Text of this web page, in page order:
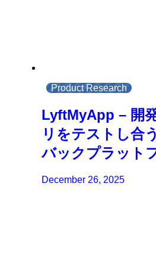
Product Research
LyftMyApp – 開
リをテストし合
バックプラット
December 26, 2025